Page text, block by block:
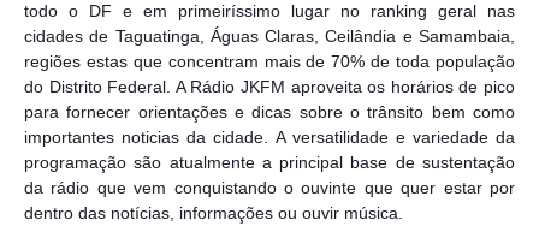
todo o DF e em primeiríssimo lugar no ranking geral nas
cidades de Taguatinga, Águas Claras, Ceilândia e Samambaia,
regiões estas que concentram mais de 70% de toda população
do Distrito Federal. A Rádio JKFM aproveita os horários de pico
para fornecer orientações e dicas sobre o trânsito bem como
importantes noticias da cidade. A versatilidade e variedade da
programação são atualmente a principal base de sustentação
da rádio que vem conquistando o ouvinte que quer estar por
dentro das notícias, informações ou ouvir música.